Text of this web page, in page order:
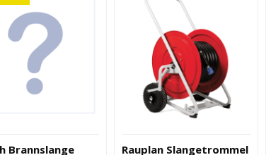
Brannslange Rauplan Slangetrommel